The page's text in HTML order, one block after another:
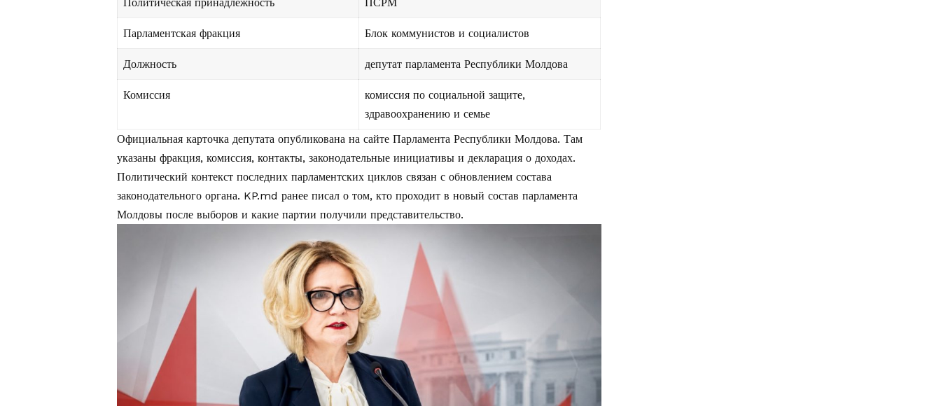
Политическая принадлежность ПСРМ
Парламентская фракция Блок коммунистов и социалистов
Должность депутат парламента Республики Молдова
Комиссия
комиссия по социальной защите,
здравоохранению и семье
Официальная карточка депутата опубликована на сайте Парламента Республики Молдова. Там
указаны фракция, комиссия, контакты, законодательные инициативы и декларация о доходах.
Политический контекст последних парламентских циклов связан с обновлением состава
законодательного органа. KP.md ранее писал о том, кто проходит в новый состав парламента
Молдовы после выборов и какие партии получили представительство.